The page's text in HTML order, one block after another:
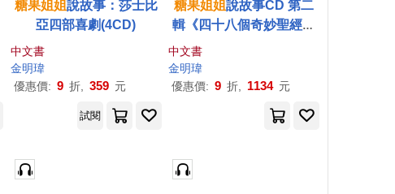
糖果姐姐說故事：莎士比
亞四部喜劇(4CD)
中文書
金明瑋
優惠價: 9 折, 359 元
糖果姐姐說故事CD 第二
輯《四十八個奇妙聖經劇
中文書
金明瑋
優惠價: 9 折, 1134 元
試閱